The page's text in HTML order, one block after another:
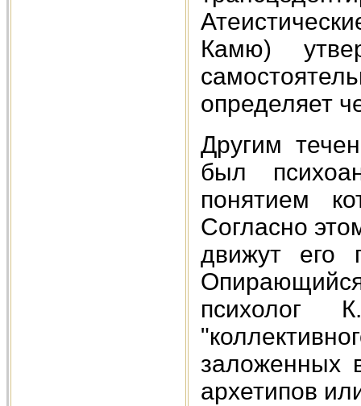
Камю)
определяет
Другим
был
понятием
Согласно
движут его
психолог
заложенных
архетипов